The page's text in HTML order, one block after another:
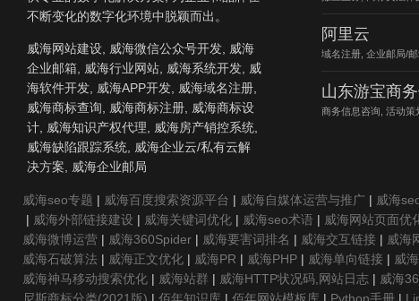
不断变化的数字化环境中脱颖而出。
威海网站建设, 威海微信公众号开发, 威海
企业邮箱, 威海行业网站, 威海系统开发, 威
海软件开发, 威海APP开发, 威海域名注册,
威海商标查询, 威海商标注册, 威海商标设
计, 威海知识产权代理, 威海房产销控系统,
威海缺陷跟踪系统, 威海企业云/私有云解
决方案, 威海企业邮局
阿里云
域名注册, 企业邮局/
山东游宝商
商务信息咨询, 活动策
威海seo专题 | 威海百度搜索资源平台 | 威海自媒体运营与推广 | 威海
| 威海外部链接建设 | 威海关键词优化 | 威海seo术语 | 威海网站页面优
威海微博运营 | 威海360Spider | 威海要害词排名 | 威海交互链接 | 威海
威海石破算法 | 威海正文优化 | 威海PR | 威海PHP | 威海单向链接 | 威
威海神马移动搜索优化 | 威海站群 | 威海HTTP状况码,网站日志 | 威海
尼斯商标分类(2021版) | 佰年知识库 | 佰年网站模板库 | Python手册 |